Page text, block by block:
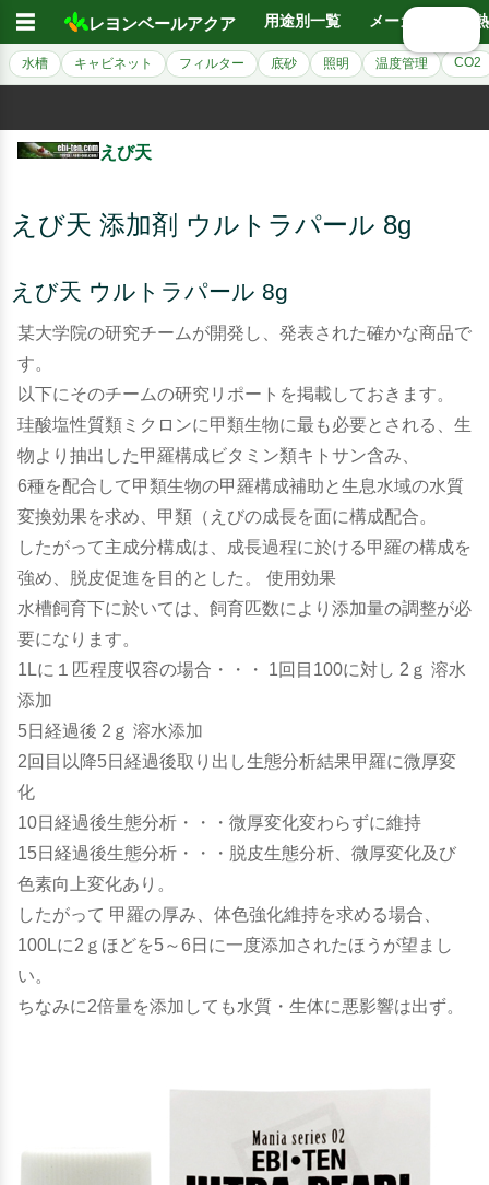
☰ レヨンベールアクア 用途別一覧 メーカー別
水槽 キャビネット フィルター 底砂 照明 温度管理 CO2
えび天
えび天 添加剤 ウルトラパール 8g
えび天 ウルトラパール 8g
某大学院の研究チームが開発し、発表された確かな商品で
す。
以下にそのチームの研究リポートを掲載しておきます。
珪酸塩性質類ミクロンに甲類生物に最も必要とされる、生
物より抽出した甲羅構成ビタミン類キトサン含み、
6種を配合して甲類生物の甲羅構成補助と生息水域の水質
変換効果を求め、甲類（えびの成長を面に構成配合。
したがって主成分構成は、成長過程に於ける甲羅の構成を
強め、脱皮促進を目的とした。 使用効果
水槽飼育下に於いては、飼育匹数により添加量の調整が必
要になります。
1Lに１匹程度収容の場合・・・ 1回目100に対し 2ｇ 溶水
添加
5日経過後 2ｇ 溶水添加
2回目以降5日経過後取り出し生態分析結果甲羅に微厚変
化
10日経過後生態分析・・・微厚変化変わらずに維持
15日経過後生態分析・・・脱皮生態分析、微厚変化及び
色素向上変化あり。
したがって 甲羅の厚み、体色強化維持を求める場合、
100Lに2ｇほどを5～6日に一度添加されたほうが望まし
い。
ちなみに2倍量を添加しても水質・生体に悪影響は出ず。